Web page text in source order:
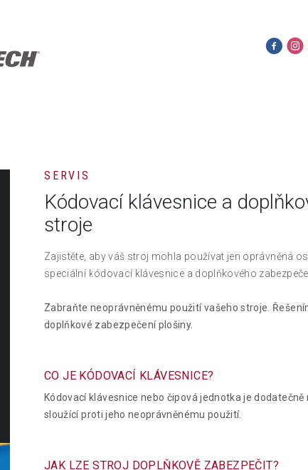
SERVIS
Kódovací klávesnice a
stroje
Zajistěte, aby váš stroj mohla používat jen oprávněná
speciální kódovací klávesnice a doplňkového
Zabraňte neoprávněnému použití vašeho stroje.
doplňkové zabezpečení plošiny.
CO JE KÓDOVACÍ KLÁVESNICE?
Kódovací klávesnice nebo čipová jednotka je
sloužící proti jeho neoprávněnému použití.
JAK LZE STROJ DOPLŇKOVĚ ZABEZPEČIT?